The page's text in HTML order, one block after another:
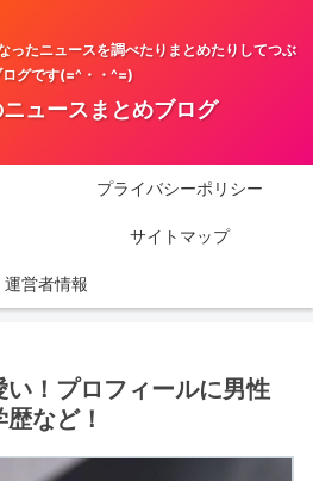
ったニュースを調べたりまとめたりしてつぶ
ログです(=^・・^=)
ュースまとめブログ
プライバシーポリシー
サイトマップ
運営者情報
！プロフィールに男性
など！